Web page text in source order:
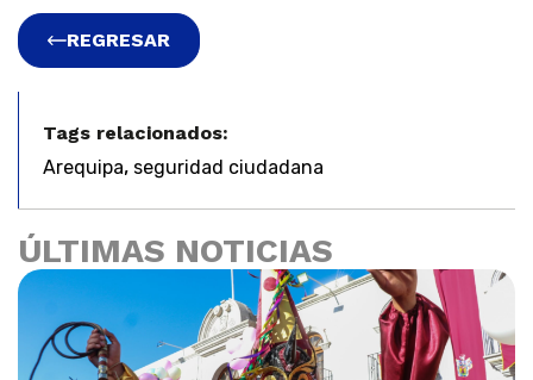
REGRESAR
Tags relacionados:
Arequipa, seguridad ciudadana
ÚLTIMAS NOTICIAS